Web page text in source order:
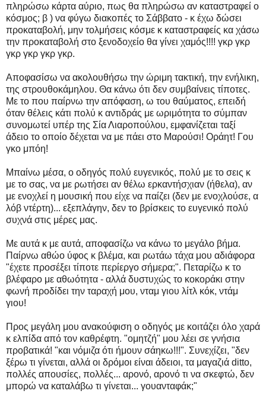
πληρώσω κάρτα αύριο, πως θα πληρώσω αν καταστραφεί ο
κόσμος; β ) να φύγω διακοπές το Σάββατο - κ έχω δώσει
προκαταβολή, μην τολμήσεις κόσμε κ καταστραφείς κα χάσω
την προκαταβολή στο ξενοδοχείο θα γίνει χαμός!!!! γκρ γκρ
γκρ γκρ γκρ γκρ.
Αποφασίσω να ακολουθήσω την ώριμη τακτική, την ενήλικη,
της στρουθοκάμηλου. Θα κάνω ότι δεν συμβαίνεις τίποτες.
Με το που παίρνω την απόφαση, ω του θαύματος, επειδή
όταν θέλεις κάτι πολύ κ αντιδράς με ωριμότητα το σύμπαν
συνομωτεί υπέρ της Σία Λιαροπούλου, εμφανίζεται ταξί
άδειο το οποίο δέχεται να με πάει στο Μαρούσι! Οράητ! Γου
γκο μπόη!
Μπαίνω μέσα, ο οδηγός πολύ ευγενικός, πολύ με το σεις κ
με το σας, να με ρωτήσει αν θέλω ερκαντήσχιαν (ήθελα), αν
με ενοχλεί η μουσική που είχε να παίζει (δεν με ενοχλούσε, α
λόβ ντέρτη)... εξεπλάγην, δεν το βρίσκεις το ευγενικό πολύ
συχνά στις μέρες μας.
Με αυτά κ με αυτά, αποφασίζω να κάνω το μεγάλο βήμα.
Παίρνω αθώο ύφος κ βλέμα, και ρωτάω τάχα μου αδιάφορα
"έχετε προσέξει τίποτε περίεργο σήμερα;". Πεταρίζω κ το
βλέφαρο με αθωότητα - αλλά δυστυχώς το κοκοράκι στην
φωνή προδίδει την ταραχή μου, νταμ γιου λίτλ κόκ, ντάμ
γιου!
Προς μεγάλη μου ανακούφιση ο οδηγός με κοιτάζει όλο χαρά
κ ελπίδα από τον καθρέφτη. "ομητζή" μου λέει σε γνήσια
προβατικά! "και νόμιζα ότι ήμουν σάηκω!!!". Συνεχίζει, "δεν
ξέρω τι γίνεται, αλλά οι δρόμοι είναι άδειοι, τα μαγαζιά ditto,
πολλές απουσίες, πολλές... αρονό, αρονό τι να σκεφτώ, δεν
μπορώ να καταλάβω τι γίνεται... γουανταφάκ;"